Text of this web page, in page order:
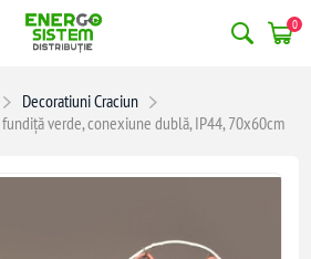
0
Decoratiuni Craciun
verde, conexiune dublă, IP44, 70x60cm